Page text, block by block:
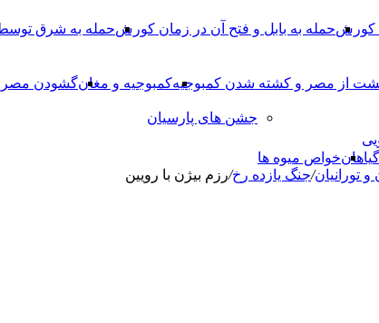
کورشحمله به بابل و فتح آن در زمان کورشحمله به شرق
از مصر و کشته شدن کمبوجیهکمبوجیه و مغانگشودن مصر
خواص میوه ها
جشن های پارسیان
و تورانيان/جنگ يازده رخ/رزم بیژن با رویین